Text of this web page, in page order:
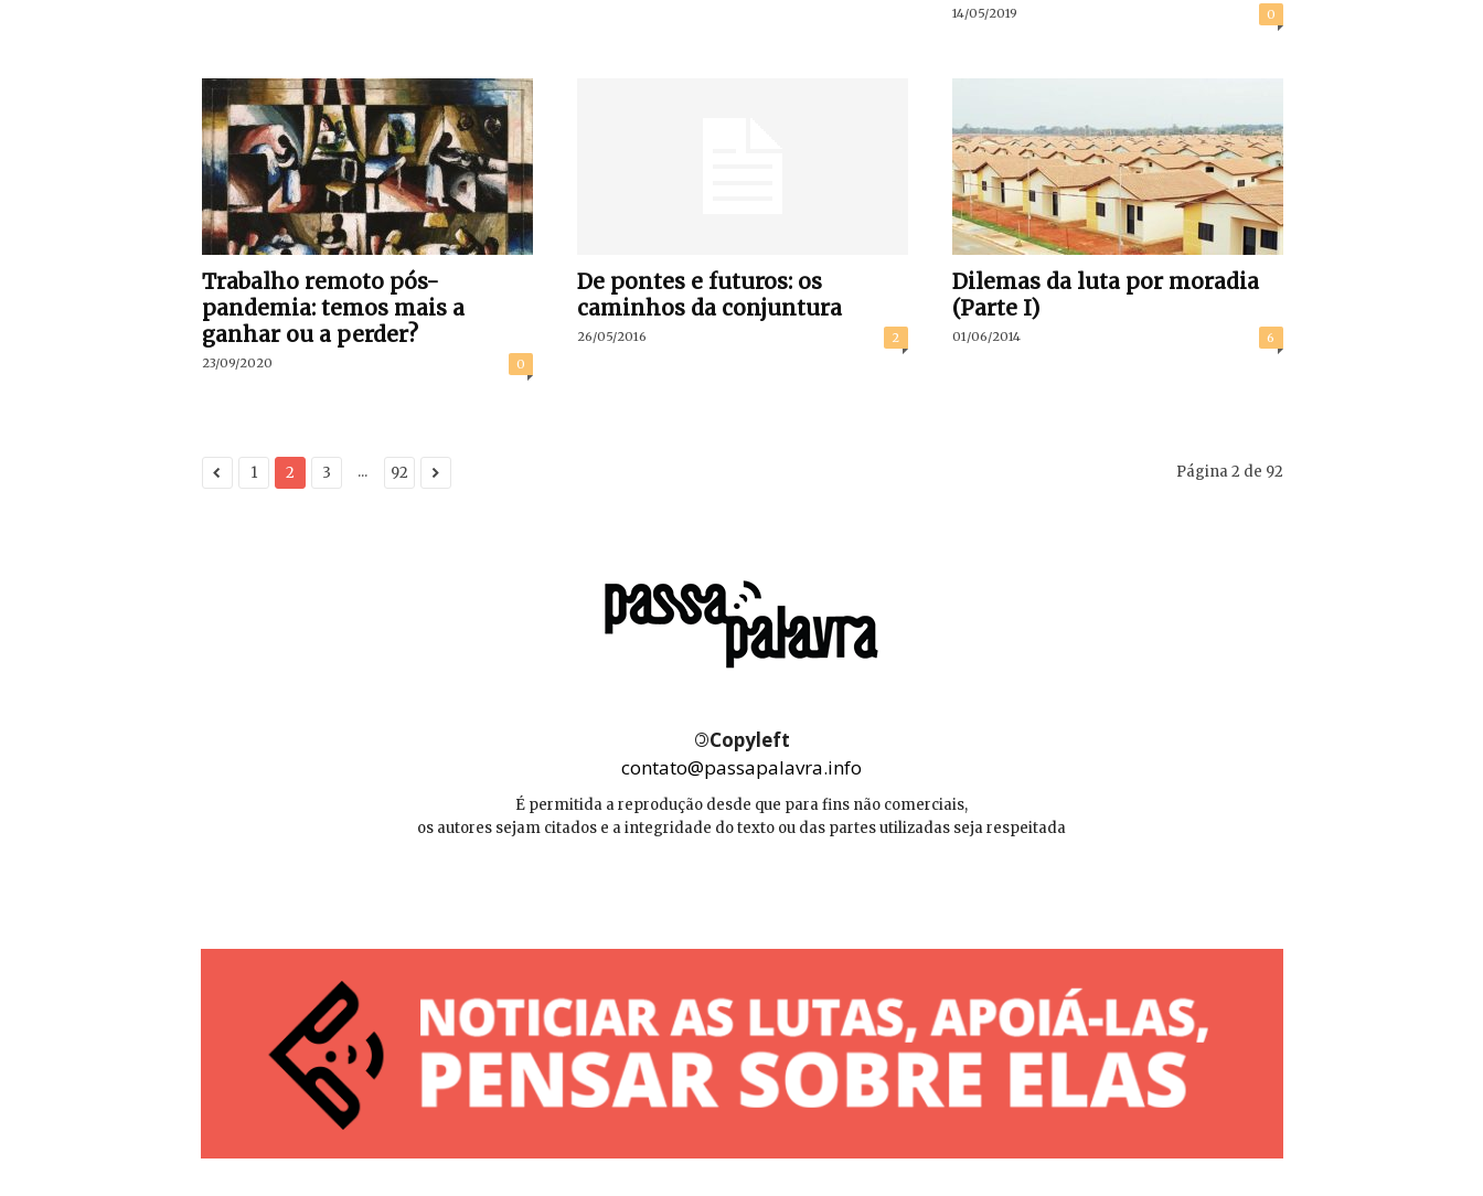
14/05/2019 0
Trabalho remoto pós-
pandemia: temos mais a
ganhar ou a perder?
23/09/2020 0
De pontes e futuros: os
caminhos da conjuntura
26/05/2016 2
Dilemas da luta por moradia
(Parte I)
01/06/2014 6
1 2 3 ... 92 Página 2 de 92
©Copyleft
contato@passapalavra.info
É permitida a reprodução desde que para fins não comerciais,
os autores sejam citados e a integridade do texto ou das partes utilizadas seja respeitada